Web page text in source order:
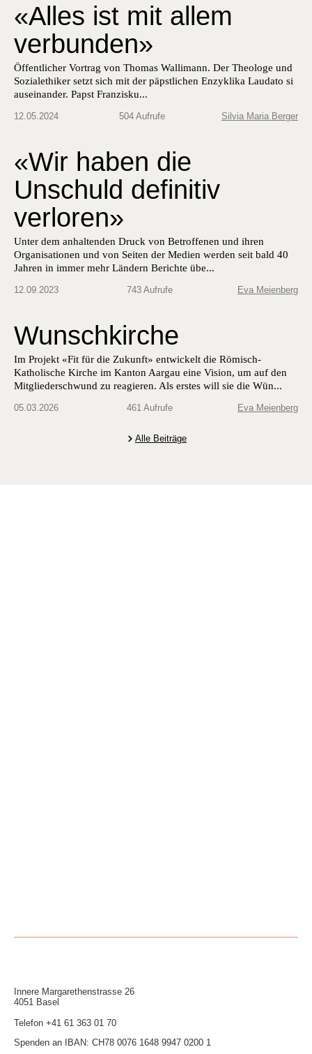
«Alles ist mit allem
verbunden»
Öffentlich­er Vor­trag von Thomas Wal­li­mann. Der The­ologe und
Sozialethik­er set­zt sich mit der päp­stlichen Enzyk­li­ka Lauda­to si
auseinan­der. Papst Franzisku...
12.05.2024 504 Aufrufe Silvia Maria Berger
«Wir haben die
Unschuld definitiv
verloren»
Unter dem anhal­tenden Druck von Betrof­fe­nen und ihren
Organ­i­sa­tio­nen und von Seit­en der Medi­en wer­den seit bald 40
Jahren in immer mehr Län­dern Berichte übe...
12.09.2023 743 Aufrufe Eva Meienberg
Wunschkirche
Im Projekt «Fit für die Zukunft» entwickelt die Römisch-
Katholische Kirche im Kanton Aargau eine Vision, um auf den
Mitgliederschwund zu reagieren. Als erstes will sie die Wün...
05.03.2026 461 Aufrufe Eva Meienberg
Alle Beiträge
Innere Mar­garethen­strasse 26
4051 Basel
Telefon +41 61 363 01 70
Spenden an IBAN: CH78 0076 1648 9947 0200 1